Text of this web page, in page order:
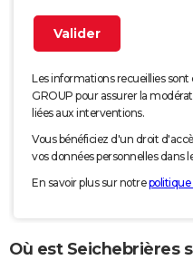
Les informations recueillies sont
GROUP pour assurer la
liées aux interventions.
Vous bénéficiez d'un droit
vos données personnelles dans
En savoir plus sur notre
Où est Seichebrières